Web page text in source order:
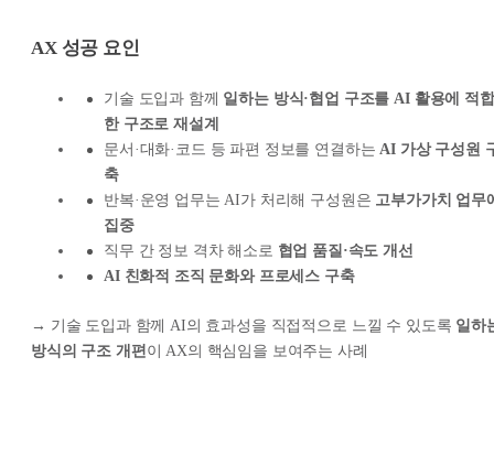
AX 성공 요인
기술 도입과 함께 일하는 방식·협업 구조를 AI 활용에 적합
한 구조로 재설계
문서·대화·코드 등 파편 정보를 연결하는AI 가상 구성원
축
반복·운영 업무는 AI가 처리해 구성원은 고부가가치 업무
집중
직무 간 정보 격차 해소로 협업 품질·속도 개선
AI 친화적 조직 문화와 프로세스 구축
→ 기술 도입과 함께 AI의 효과성을 직접적으로 느낄 수 있도록 일하
방식의 구조 개편이 AX의 핵심임을 보여주는 사례